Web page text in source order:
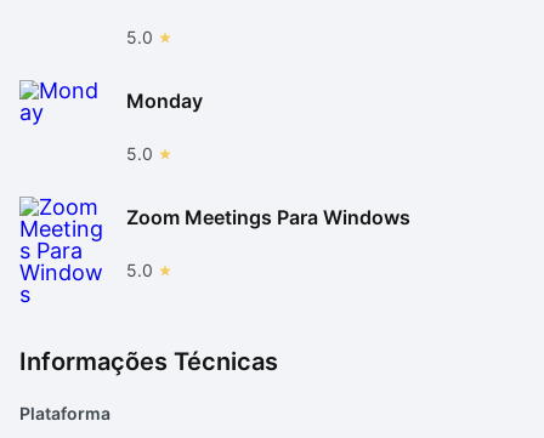
5.0
Monday
5.0
Zoom Meetings Para Windows
5.0
Informações Técnicas
Plataforma